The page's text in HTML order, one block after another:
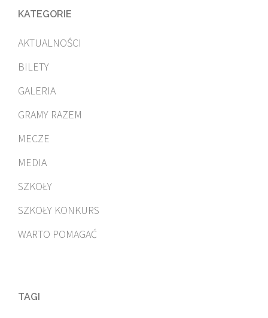
KATEGORIE
AKTUALNOŚCI
BILETY
GALERIA
GRAMY RAZEM
MECZE
MEDIA
SZKOŁY
SZKOŁY KONKURS
WARTO POMAGAĆ
TAGI